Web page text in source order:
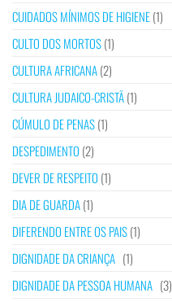
CUIDADOS MÍNIMOS DE HIGIENE(1)
CULTO DOS MORTOS(1)
CULTURA AFRICANA(2)
CULTURA JUDAICO-CRISTÃ(1)
CÚMULO DE PENAS(1)
DESPEDIMENTO (2)
DEVER DE RESPEITO (1)
DIA DE GUARDA(1)
DIFERENDO ENTRE OS PAIS(1)
DIGNIDADE DA CRIANÇA (1)
DIGNIDADE DA PESSOA HUMANA (3)